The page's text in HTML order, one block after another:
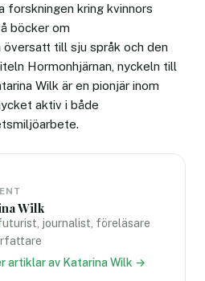
forskningen kring kvinnors
böcker om
översatt till sju språk och den
Hormonhjärnan, nyckeln till
Wilk är en pionjär inom
aktiv i både
Wilk
journalist, föreläsare
artiklar av Katarina Wilk →